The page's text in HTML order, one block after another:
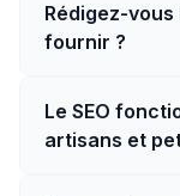
Rédigez-
fournir ?
Le SEO
artisans et